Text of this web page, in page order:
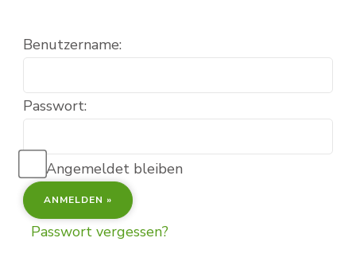
Benutzername:
Passwort:
Angemeldet bleiben
Passwort vergessen?